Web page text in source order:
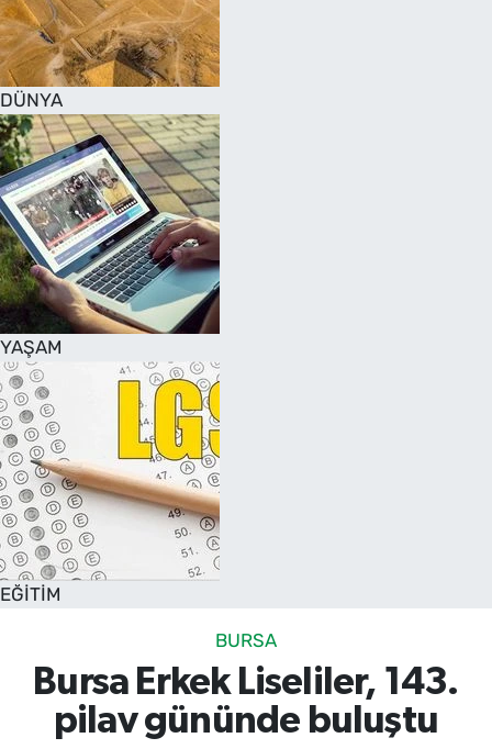
DÜNYA
YAŞAM
EĞİTİM
BURSA
Bursa Erkek Liseliler, 143.
pilav gününde buluştu